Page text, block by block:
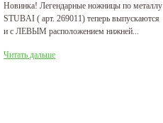
Новинка! Легендарные ножницы по металлу
STUBAI ( арт. 269011) теперь выпускаются
и с ЛЕВЫМ расположением нижней...
Читать дальше